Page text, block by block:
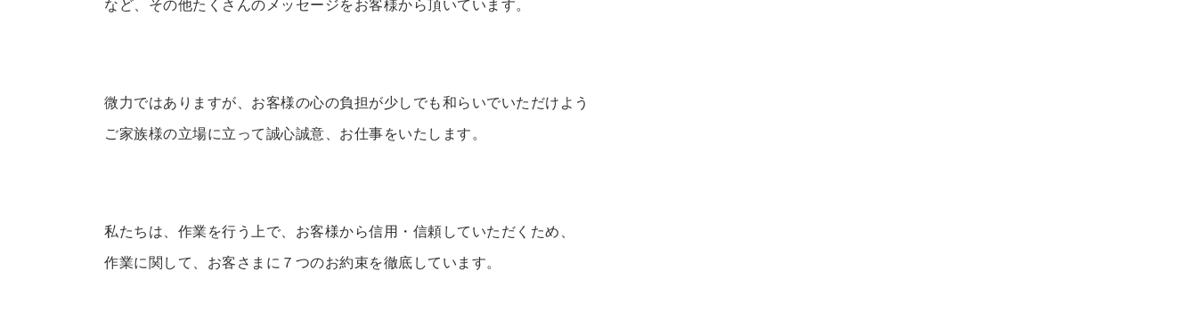
微力ではありますが、お客様の心の負担が少しでも和らいでいただけよう
ご家族様の立場に立って誠心誠意、お仕事をいたします。
私たちは、作業を行う上で、お客様から信用・信頼していただくため、
作業に関して、お客さまに７つのお約束を徹底しています。